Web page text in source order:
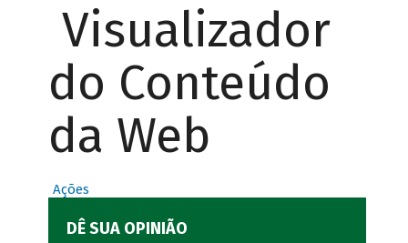
Visualizador
do Conteúdo
da Web
Ações
DÊ SUA OPINIÃO